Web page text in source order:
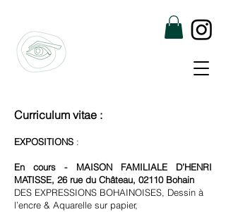
Curriculum vitae :
EXPOSITIONS :
En cours - MAISON FAMILIALE D’HENRI
MATISSE, 26 rue du Château, 02110 Bohain
DES EXPRESSIONS BOHAINOISES, Dessin à
l’encre & Aquarelle sur papier,